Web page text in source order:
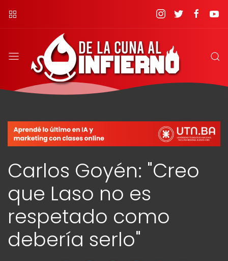
Carlos Goyén: "Creo
que Laso no es
respetado como
debería serlo"